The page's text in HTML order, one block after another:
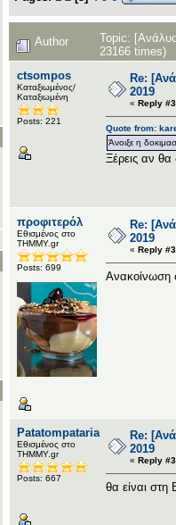
Author
Topic:
23166 times)
ctsompos
Καταξιωμένος/
Καταξιωμένη
Posts: 221
Re:
2019
« Reply
Quote from:
Άνοιξε η
Ξέρεις αν θα
προφιτερόλ
Εθισμένος στο
ΤΗΜΜΥ.gr
Posts: 699
Re:
2019
« Reply
Ανακοίνωση
Patatompataria
Εθισμένος στο
ΤΗΜΜΥ.gr
Posts: 667
Re:
2019
« Reply
θα είναι στη